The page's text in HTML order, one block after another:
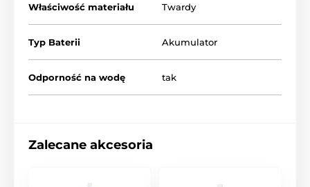
Właściwość materiału Twardy
Typ Baterii Akumulator
Odporność na wodę tak
Zalecane akcesoria